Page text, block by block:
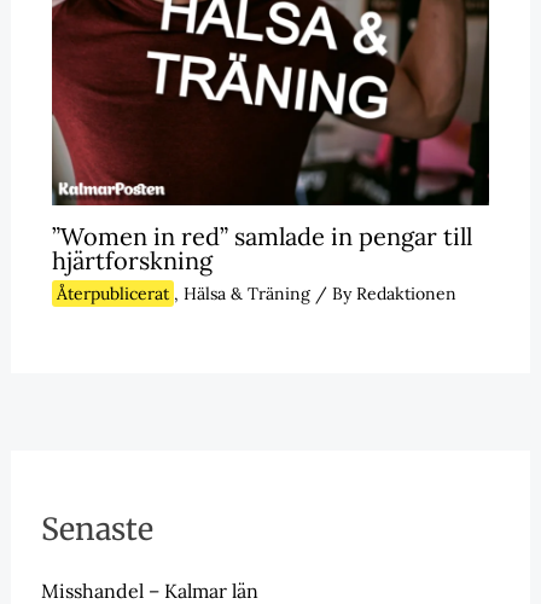
”Women in red” samlade in pengar till
hjärtforskning
Återpublicerat , Hälsa & Träning/ ByRedaktionen
Senaste
Misshandel – Kalmar län